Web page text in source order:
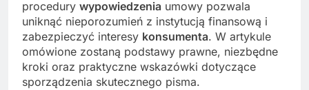
procedury wypowiedzenia umowy pozwala
uniknąć nieporozumień z instytucją finansową i
zabezpieczyć interesy konsumenta. W artykule
omówione zostaną podstawy prawne, niezbędne
kroki oraz praktyczne wskazówki dotyczące
sporządzenia skutecznego pisma.